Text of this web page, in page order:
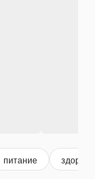
питание